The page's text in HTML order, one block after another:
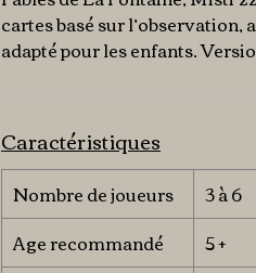
cartes basé sur l’observation,
adapté pour les enfants.
Caractéristiques
Nombre de joueurs
3 à 6
Age recommandé
5 +